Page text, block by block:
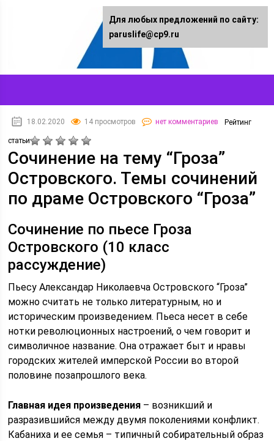
18.02.2020 14 просмотров нет комментариев Рейтинг
статьи
Сочинение на тему “Гроза”
Островского. Темы сочинений
по драме Островского “Гроза”
Сочинение по пьесе Гроза
Островского (10 класс
рассуждение)
Пьесу Александар Николаевча Островского “Гроза”
можно считать не только литературным, но и
историческим произведением. Пьеса несет в себе
нотки революционных настроений, о чем говорит и
символичное название. Она отражает быт и нравы
городских жителей имперской России во второй
половине позапрошлого века.
Главная идея произведения – возникший и
разразившийся между двумя поколениями конфликт.
Кабаниха и ее семья – типичный собирательный образ
Для любых предложений по сайту:
paruslife@cp9.ru